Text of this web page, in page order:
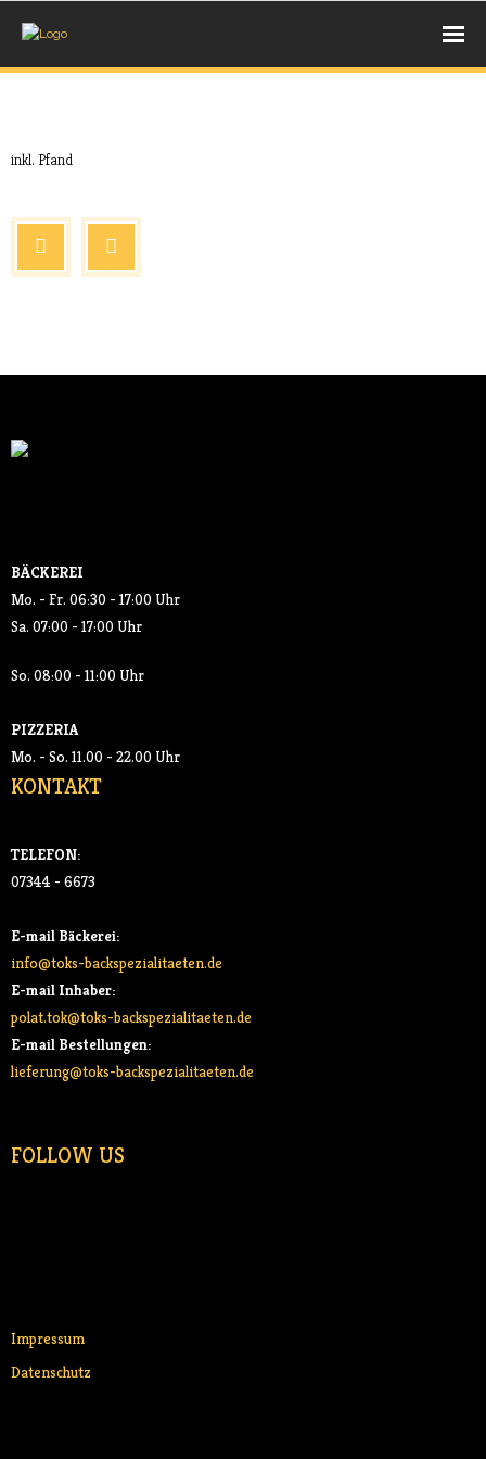
- BROT
- SÜßE STÜCKCHEN
GETRÄNKE
- SOFTDRINKS
- KAFFEE
AKTUELLES
KONTAKT
inkl. Pfand
BÄCKEREI
Mo. - Fr. 06:30 - 17:00 Uhr
Sa. 07:00 - 17:00 Uhr
So. 08:00 - 11:00 Uhr
PIZZERIA
Mo. - So. 11.00 - 22.00 Uhr
KONTAKT
TELEFON:
07344 - 6673
E-mail Bäckerei:
info@toks-backspezialitaeten.de
E-mail Inhaber:
polat.tok@toks-backspezialitaeten.de
E-mail Bestellungen:
lieferung@toks-backspezialitaeten.de
FOLLOW US
Impressum
Datenschutz